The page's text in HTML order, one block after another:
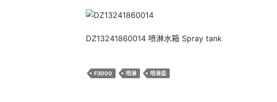
DZ13241860014 喷淋水箱 Spray tank
F3000 喷淋 喷淋壶